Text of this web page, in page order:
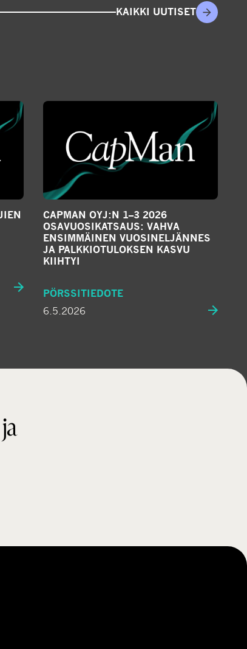
KAIKKI UUTISET
CAPMAN OYJ:N 1–3 2026
OSAVUOSIKATSAUS: VAHVA
ENSIMMÄINEN VUOSINELJÄNNES
JA PALKKIOTULOKSEN KASVU
KIIHTYI
PÖRSSITIEDOTE
6.5.2026